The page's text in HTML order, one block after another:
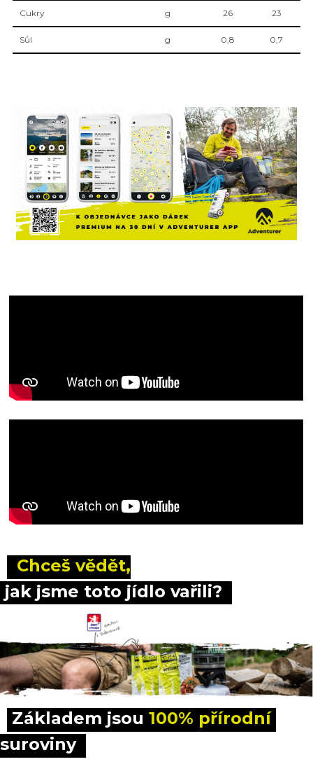
Cukry g 26 23
Sůl g 0,8 0,7
Chceš vědět,
jak jsme toto jídlo vařili?
Základem jsou 100% přírodní
suroviny